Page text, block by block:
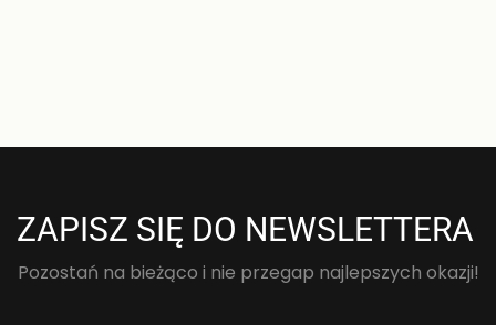
ZAPISZ SIĘ DO NEWSLETTERA
Pozostań na bieżąco i nie przegap najlepszych okazji!